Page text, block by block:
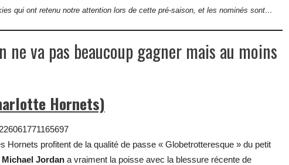
qui ont retenu notre attention lors de cette pré-saison, et les nominés sont…
ne va pas beaucoup gagner mais au moins
Hornets)
Hornets profitent de la qualité de passe « Globetrotteresque » du petit
Michael Jordan a vraiment la poisse avec la blessure récente de